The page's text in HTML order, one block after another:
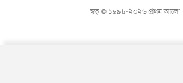
স্বত্ব © ১৯৯৮-২০২৬ প্রথম আলো